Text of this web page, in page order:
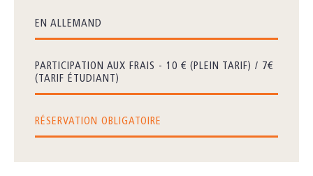
EN ALLEMAND
PARTICIPATION AUX FRAIS - 10 € (PLEIN TARIF) / 7€
(TARIF ÉTUDIANT)
RÉSERVATION OBLIGATOIRE